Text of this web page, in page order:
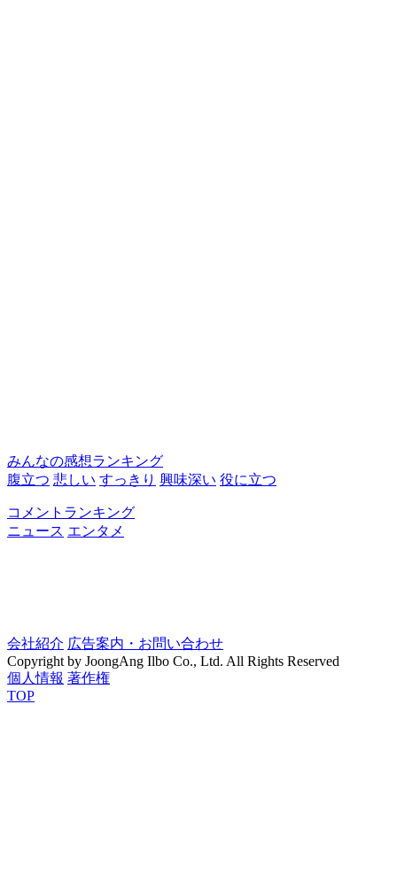
みんなの感想ランキング
腹立つ 悲しい すっきり 興味深い 役に立つ
コメントランキング
ニュース エンタメ
会社紹介 広告案内・お問い合わせ
Copyright by JoongAng Ilbo Co., Ltd. All Rights Reserved
個人情報 著作権
TOP